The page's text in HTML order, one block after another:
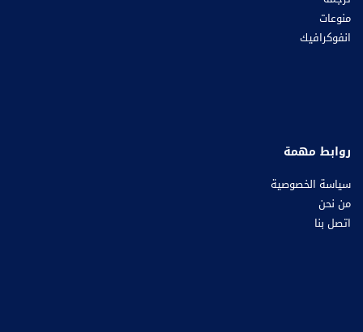
منوعات
انفوكرافيك
روابط مهمة
سياسة الخصوصية
من نحن
اتصل بنا